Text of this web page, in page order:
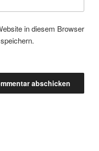
in diesem Browser